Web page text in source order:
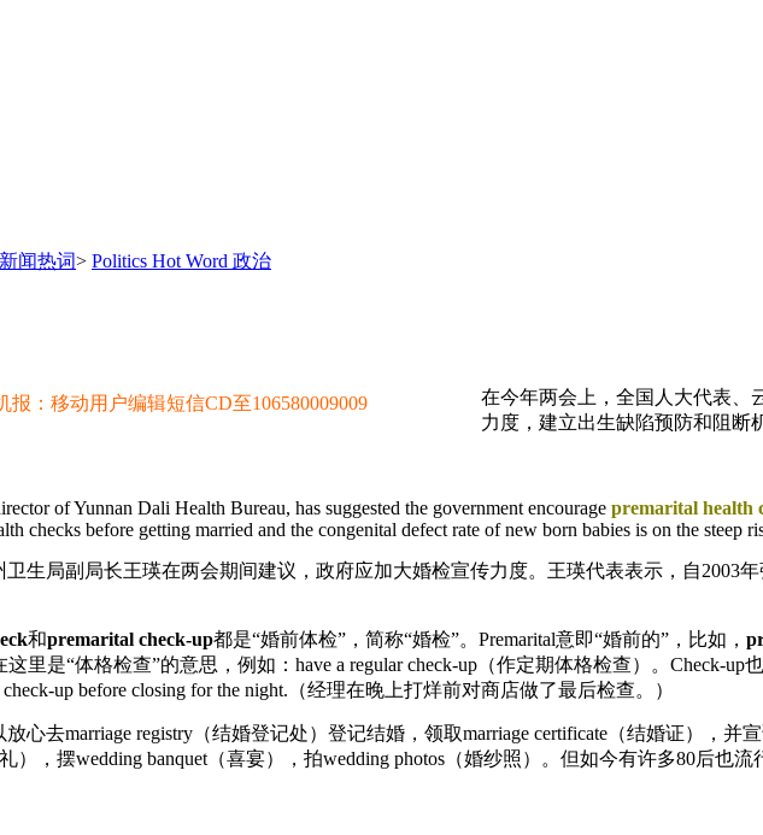
新闻热词> Politics Hot Word 政治
：移动用户编辑短信CD至106580009009
在今年两会上，全国人大代表、
力度，建立出生缺陷预防和阻断
of Yunnan Dali Health Bureau, has suggested the government encourage premarital health
checks before getting married and the congenital defect rate of new born babies is on the steep
生局副局长王瑛在两会期间建议，政府应加大婚检宣传力度。王瑛代表表示，自2003
和premarital check-up都是“婚前体检”，简称“婚检”。Premarital意即“婚前的”，比如，
这里是“体格检查”的意思，例如：have a regular check-up（作定期体格检查）。Check-
check-up before closing for the night.（经理在晚上打烊前对商店做了最后检查。）
心去marriage registry（结婚登记处）登记结婚，领取marriage certificate（结婚证），并
），摆wedding banquet（喜宴），拍wedding photos（婚纱照）。但如今有许多80后也流